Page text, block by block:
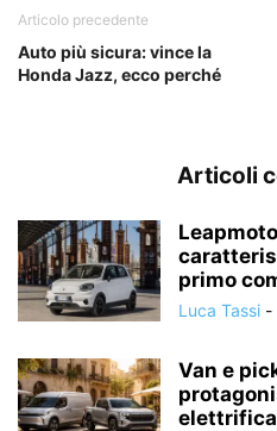
Articolo precedente
Auto più sicura: vince la
Honda Jazz, ecco perché
Articoli
primo
Luca Tassi -
Van e